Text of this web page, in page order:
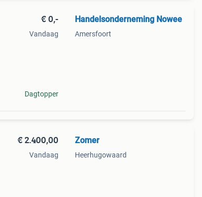
€ 0,-
Vandaag
Dagtopper
Handelsonderneming Nowee
Amersfoort
€ 2.400,00
Vandaag
Zomer
Heerhugowaard